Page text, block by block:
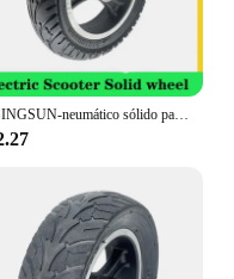
RISINGSUN-neumático sólido para patinete eléctrico, rueda sólida con cubo para llantas de aleación de aluminio, 200x50